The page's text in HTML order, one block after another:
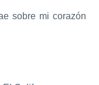
sobre mi corazón